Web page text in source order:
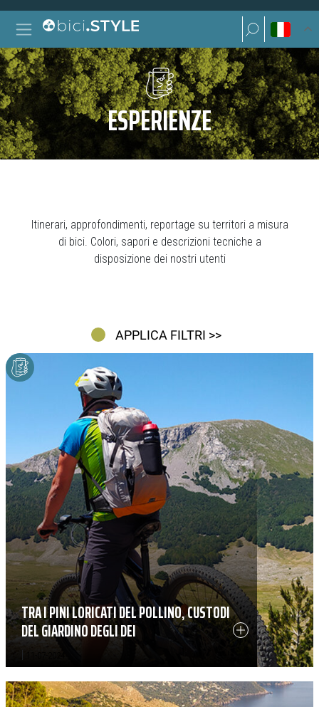
Vai al contenuto
Navigazione principale
Ricerca per:
Ricerca per:
ESPERIENZE
Itinerari, approfondimenti, reportage su territori a misura
di bici. Colori, sapori e descrizioni tecniche a
disposizione dei nostri utenti
APPLICA FILTRI >>
TRA I PINI LORICATI DEL POLLINO, CUSTODI
DEL GIARDINO DEGLI DEI